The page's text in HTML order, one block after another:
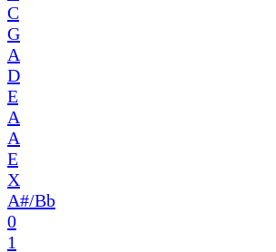
C
G
A
D
E
A
A
E
X
A#/Bb
0
1